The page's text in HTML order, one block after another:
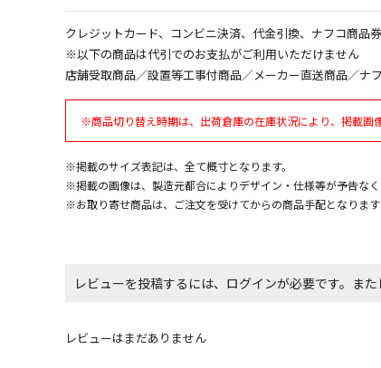
クレジットカード、コンビニ決済、代金引換、ナフコ商品券
※以下の商品は代引でのお支払がご利用いただけません
店舗受取商品／設置等工事付商品／メーカー直送商品／ナ
※商品切り替え時期は、出荷倉庫の在庫状況により、掲載画
※掲載のサイズ表記は、全て概寸となります。
※掲載の画像は、製造元都合によりデザイン・仕様等が予告なく
※お取り寄せ商品は、ご注文を受けてからの商品手配となりま
レビューを投稿するには、ログインが必要です。ま
レビューはまだありません